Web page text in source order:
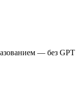
— без GPT